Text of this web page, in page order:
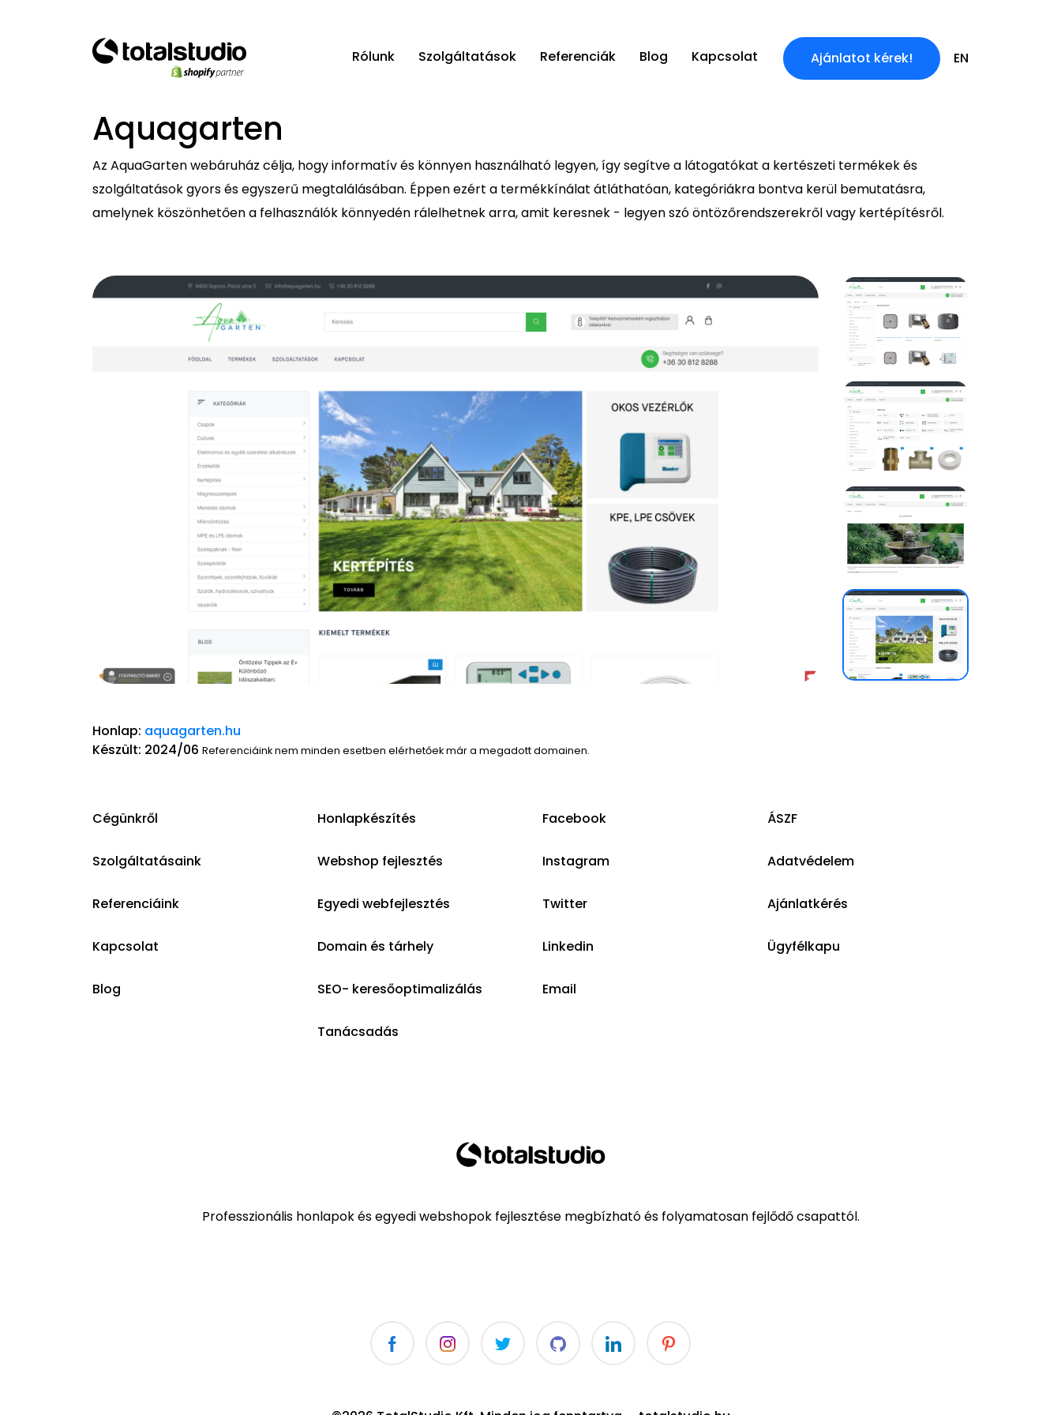
Rólunk Szolgáltatások Referenciák Blog Kapcsolat Ajánlatot kérek! EN
Aquagarten
Az AquaGarten webáruház célja, hogy informatív és könnyen használható legyen, így segítve a látogatókat a kertészeti termékek és
szolgáltatások gyors és egyszerű megtalálásában. Éppen ezért a termékkínálat átláthatóan, kategóriákra bontva kerül bemutatásra,
amelynek köszönhetően a felhasználók könnyedén rálelhetnek arra, amit keresnek - legyen szó öntözőrendszerekről vagy kertépítésről.
Honlap: aquagarten.hu
Készült: 2024/06 Referenciáink nem minden esetben elérhetőek már a megadott domainen.
Cégünkről
Szolgáltatásaink
Referenciáink
Kapcsolat
Blog
Honlapkészítés
Webshop fejlesztés
Egyedi webfejlesztés
Domain és tárhely
SEO- keresőoptimalizálás
Tanácsadás
Facebook
Instagram
Twitter
Linkedin
Email
ÁSZF
Adatvédelem
Ajánlatkérés
Ügyfélkapu
Professzionális honlapok és egyedi webshopok fejlesztése megbízható és folyamatosan fejlődő csapattól.